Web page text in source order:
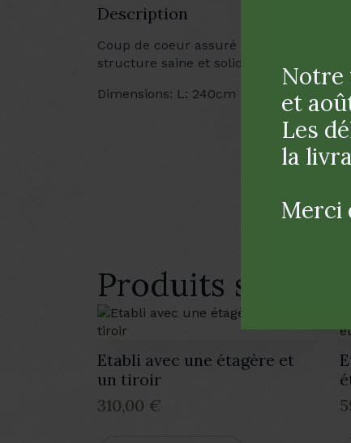
Description
Coup de coeur assuré pour cet établi
structure saine et solide.
Dimensions: L: 240cm x H: 71cm P: 44cm
Produits
Etabli avec une étagère et
un tiroir
310,00 €
Notre
et
Les
la
Merci